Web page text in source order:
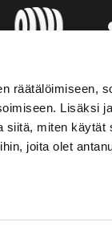
räätälöimiseen,
Lisäksi
siitä, miten käytät
joita olet